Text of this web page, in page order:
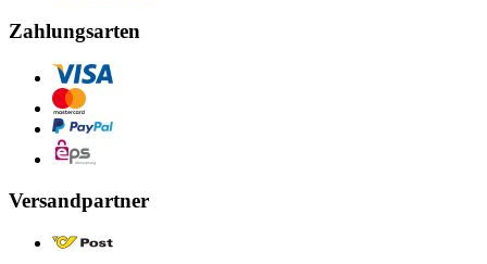
Zahlungsarten
Versandpartner